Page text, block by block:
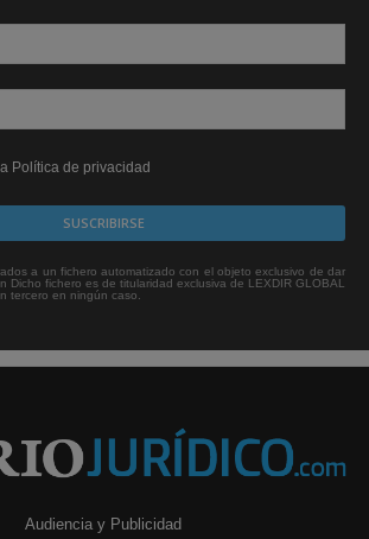
Política de privacidad
a un fichero automatizado con el objeto exclusivo de dar
Dicho fichero es de titularidad exclusiva de LEXDIR GLOBAL
tercero en ningún caso.
Audiencia y Publicidad